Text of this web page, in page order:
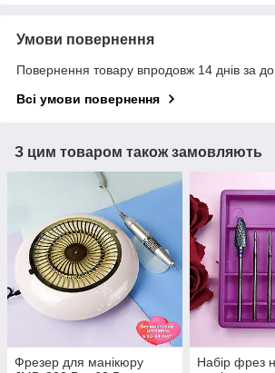
Умови повернення
Повернення товару впродовж 14 днів за
Всі умови повернення
З цим товаром також замовляють
Фрезер для манікюру
Набір фрез